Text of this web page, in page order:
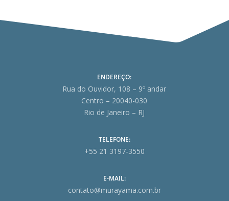
ENDEREÇO:
Rua do Ouvidor, 108 – 9º andar
Centro – 20040-030
Rio de Janeiro – RJ
TELEFONE:
+55 21 3197-3550
E-MAIL:
contato@murayama.com.br